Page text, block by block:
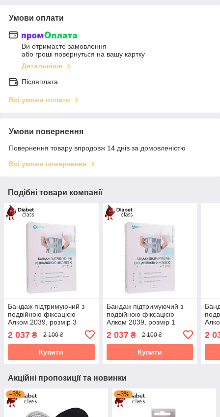
Умови оплати
Ви отримаєте замовлення
або гроші повернуться на вашу картку
Детальніше
Післяплата
Всі умови оплати
Умови повернення
Повернення товару впродовж 14 днів за домовленістю
Всі умови повернення
Подібні товари компанії
Бандаж підтримуючий з
подвійною фіксацією
Алком 2039, розмір 3
2 037 ₴ 2 100 ₴
Купити
Бандаж підтримуючий з
подвійною фіксацією
Алком 2039, розмір 1
2 037₴ 2 100 ₴
Купити
2
Акційні пропозиції та новинки
–3% –3%